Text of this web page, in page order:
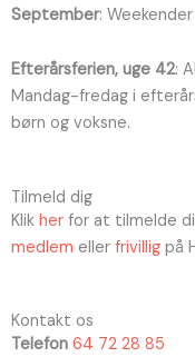
September: Weekender
Efterårsferien, uge 42:
Mandag-fredag i
børn og voksne.
Tilmeld dig
Klik her for at tilmelde
medlem eller frivillig på
Kontakt os
Telefon 64 72 28 85